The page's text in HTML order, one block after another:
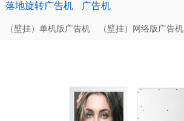
落地旋转广告机
广告机
（壁挂）单机版广告机 （壁挂）网络版广告机